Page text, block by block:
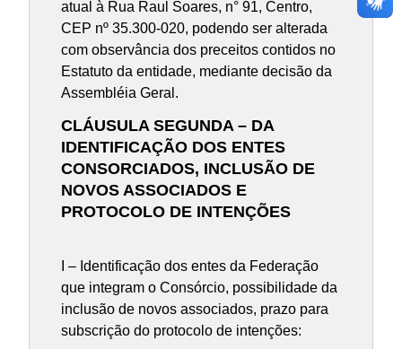
atual à Rua Raul Soares, n° 91, Centro,
CEP nº 35.300-020, podendo ser alterada
com observância dos preceitos contidos no
Estatuto da entidade, mediante decisão da
Assembléia Geral.
CLÁUSULA SEGUNDA – DA
IDENTIFICAÇÃO DOS ENTES
CONSORCIADOS, INCLUSÃO DE
NOVOS ASSOCIADOS E
PROTOCOLO DE INTENÇÕES
I – Identificação dos entes da Federação
que integram o Consórcio, possibilidade da
inclusão de novos associados, prazo para
subscrição do protocolo de intenções: